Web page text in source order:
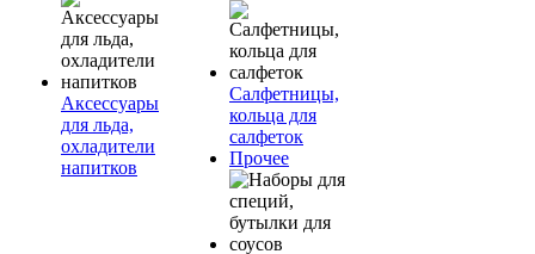
Аксессуары
для льда,
охладители
напитков
Салфетницы,
кольца для
салфеток
Прочее